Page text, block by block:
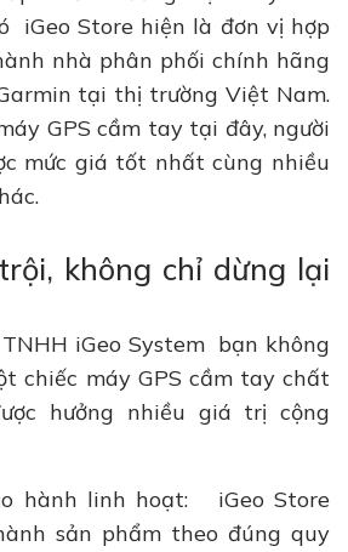
iGeo Store hiện là đơn vị hợp
nhà phân phối chính hãng
tại thị trường Việt Nam.
GPS cầm tay tại đây, người
mức giá tốt nhất cùng nhiều
không chỉ dừng lại
iGeo System bạn không
chiếc máy GPS cầm tay chất
hưởng nhiều giá trị cộng
hành linh hoạt: iGeo Store
sản phẩm theo đúng quy